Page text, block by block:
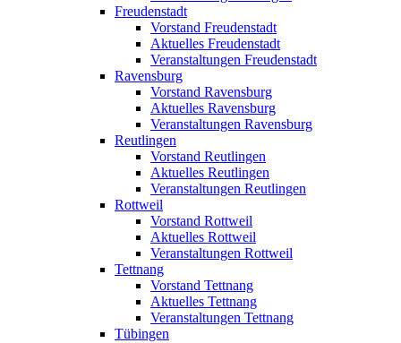
Freudenstadt
Vorstand Freudenstadt
Aktuelles Freudenstadt
Veranstaltungen Freudenstadt
Ravensburg
Vorstand Ravensburg
Aktuelles Ravensburg
Veranstaltungen Ravensburg
Reutlingen
Vorstand Reutlingen
Aktuelles Reutlingen
Veranstaltungen Reutlingen
Rottweil
Vorstand Rottweil
Aktuelles Rottweil
Veranstaltungen Rottweil
Tettnang
Vorstand Tettnang
Aktuelles Tettnang
Veranstaltungen Tettnang
Tübingen